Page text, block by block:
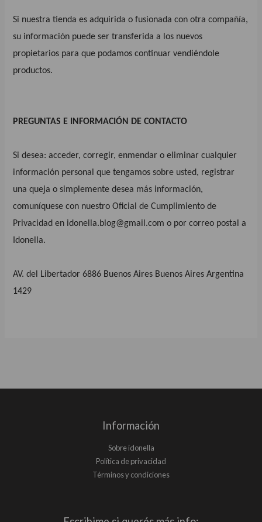
Si nuestra tienda es adquirida o fusionada con otra compañía,
su información puede ser transferida a los nuevos
propietarios para que podamos continuar vendiéndole
productos.
PREGUNTAS E INFORMACIÓN DE CONTACTO
Si desea: acceder, corregir, enmendar o eliminar cualquier
información personal que tengamos sobre usted, registrar
una queja o simplemente desea más información,
comuníquese con nuestro Oficial de Cumplimiento de
Privacidad en idonella.blog@gmail.com o por correo postal a
Idonella.
AV. del Libertador 6886 Buenos Aires Buenos Aires Argentina
1429
Información
Sobre idonella
Política de privacidad
Términos y condiciones